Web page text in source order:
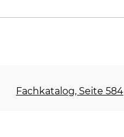
Fachkatalog, Seite 584